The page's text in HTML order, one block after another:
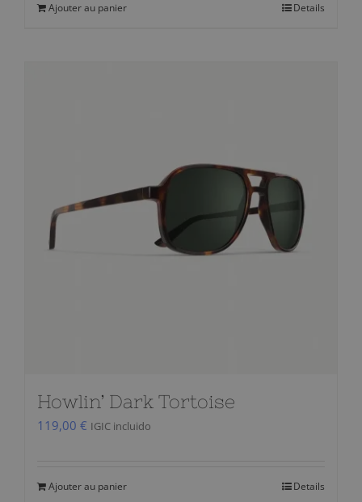
Ajouter au panier Details
Howlin’ Dark Tortoise
119,00 € IGIC incluido
Ajouter au panier Details